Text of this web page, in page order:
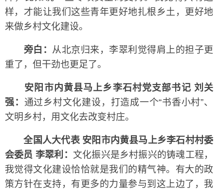
样，才能让我们这些青年更好地扎根乡土，更好地
来做乡村文化建设。
旁白： 从北京归来，李翠利觉得肩上的担子更
重了，但干劲也更足了。
安阳市内黄县马上乡李石村党支部书记 刘关
强： 通过乡村文化建设，打造成一个“书香小村”、
文明乡村，用文化去改变村庄。
全国人大代表 安阳市内黄县马上乡李石村村委
会委员 李翠利： 文化振兴是乡村振兴的铸魂工程，
我觉得文化建设恰恰就是我们的精气神。有大的政
策方针在支持，有更多的力量参与到这上边了，我